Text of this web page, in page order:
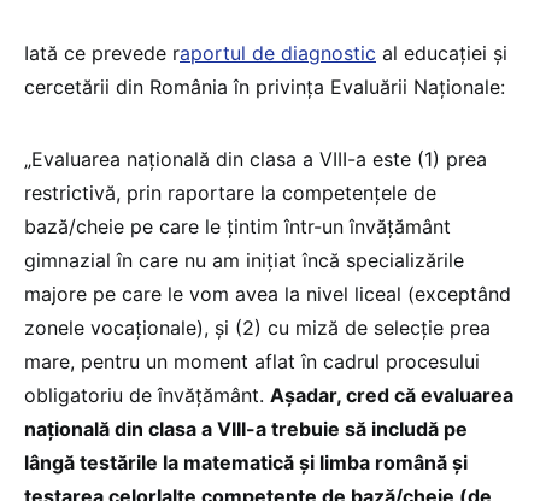
Iată ce prevede raportul de diagnostic al educației și
cercetării din România în privința Evaluării Naționale:
„Evaluarea națională din clasa a VIII-a este (1) prea
restrictivă, prin raportare la competențele de
bază/cheie pe care le țintim într-un învățământ
gimnazial în care nu am inițiat încă specializările
majore pe care le vom avea la nivel liceal (exceptând
zonele vocaționale), și (2) cu miză de selecție prea
mare, pentru un moment aflat în cadrul procesului
obligatoriu de învățământ. Așadar, cred că evaluarea
națională din clasa a VIII-a trebuie să includă pe
lângă testările la matematică și limba română și